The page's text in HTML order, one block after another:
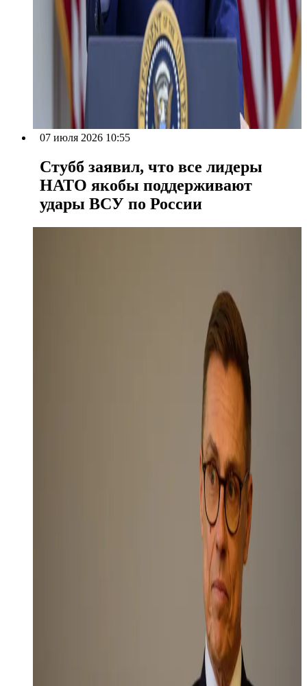
07 июля 2026 10:55
Стубб заявил, что все лидеры
НАТО якобы поддерживают
удары ВСУ по России